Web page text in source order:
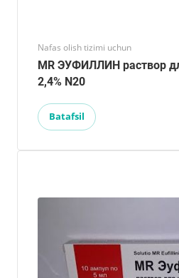
Nafas olish tizimi uchun
MR ЭУФИЛЛИН раствор
2,4% N20
Batafsil